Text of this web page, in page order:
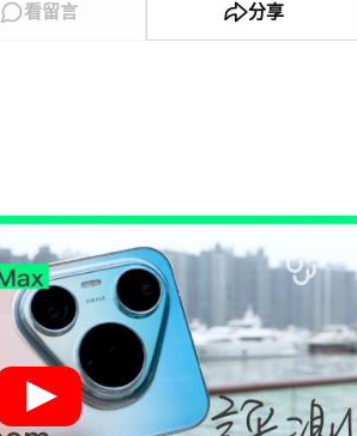
看留言 分享